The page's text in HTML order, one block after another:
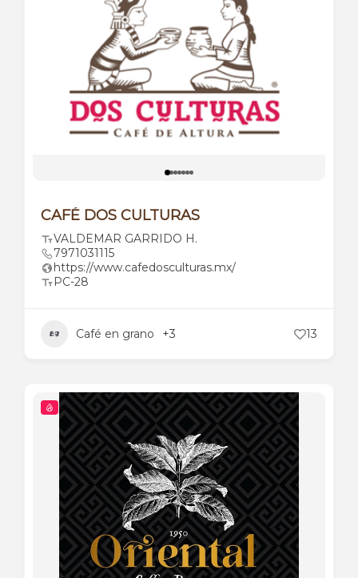
CAFÉ DOS CULTURAS
VALDEMAR GARRIDO H.
7971031115
https://www.cafedosculturas.mx/
PC-28
Café en grano +3 13